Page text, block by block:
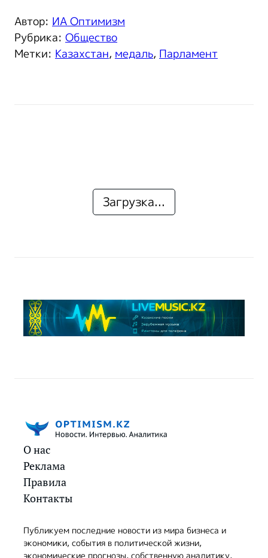
Автор: ИА Оптимизм
Рубрика: Общество
Метки: Казахстан, медаль, Парламент
Загрузка...
О нас
Реклама
Правила
Контакты
Публикуем последние новости из мира бизнеса и
экономики, события в политической жизни,